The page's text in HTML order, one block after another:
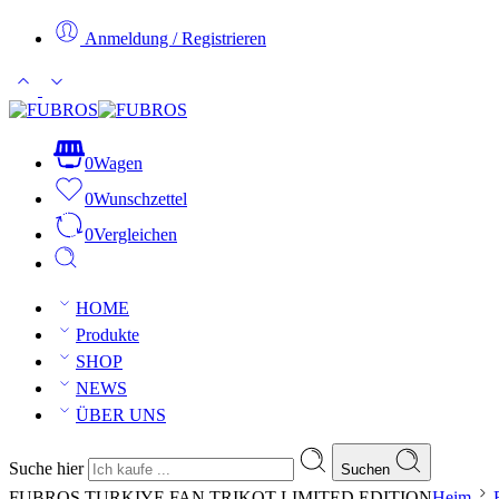
Anmeldung / Registrieren
0Wagen
0Wunschzettel
0Vergleichen
HOME
Produkte
SHOP
NEWS
ÜBER UNS
Suche hier Suchen